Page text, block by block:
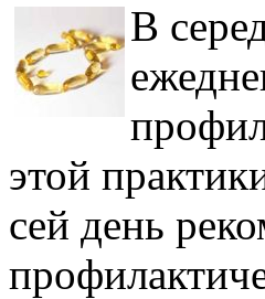
В
этой
сей день